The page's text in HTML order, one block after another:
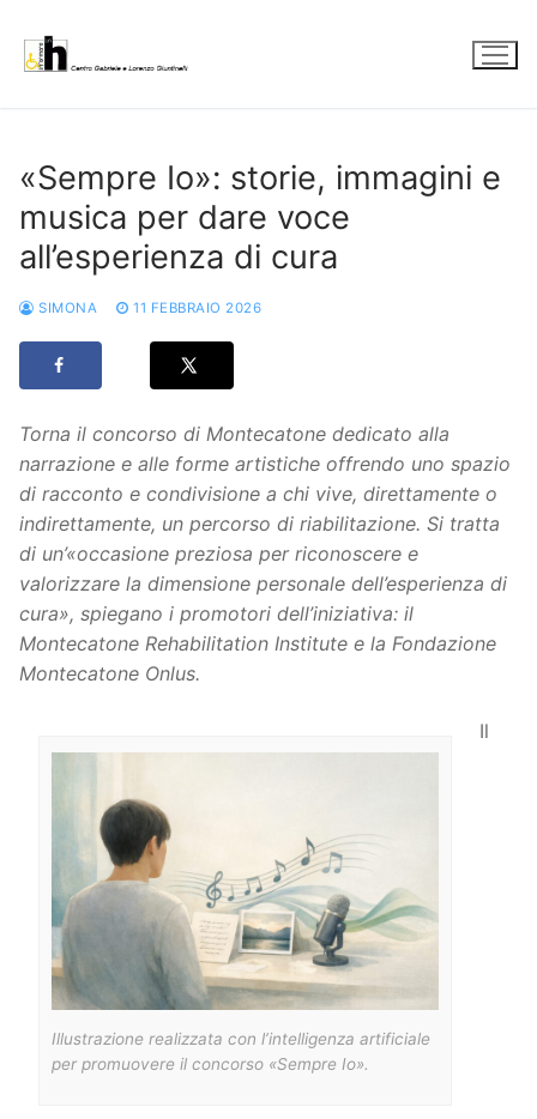
contenuto
«Sempre Io»: storie, immagini e
musica per dare voce
all’esperienza di cura
SIMONA 11 FEBBRAIO 2026
Torna il concorso di Montecatone dedicato alla
narrazione e alle forme artistiche offrendo uno spazio
di racconto e condivisione a chi vive, direttamente o
indirettamente, un percorso di riabilitazione. Si tratta
di un’«occasione preziosa per riconoscere e
valorizzare la dimensione personale dell’esperienza di
cura», spiegano i promotori dell’iniziativa: il
Montecatone Rehabilitation Institute e la Fondazione
Montecatone Onlus.
Illustrazione realizzata con l’intelligenza artificiale
per promuovere il concorso «Sempre Io».
Il